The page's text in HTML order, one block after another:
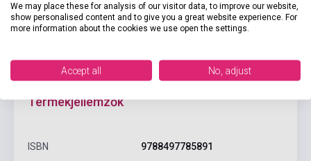
Termékjellemzők
ISBN 9788497785891
We may place these for analysis of our visitor data, to improve our website,
show personalised content and to give you a great website experience. For
more information about the cookies we use open the settings.
Accept all No, adjust